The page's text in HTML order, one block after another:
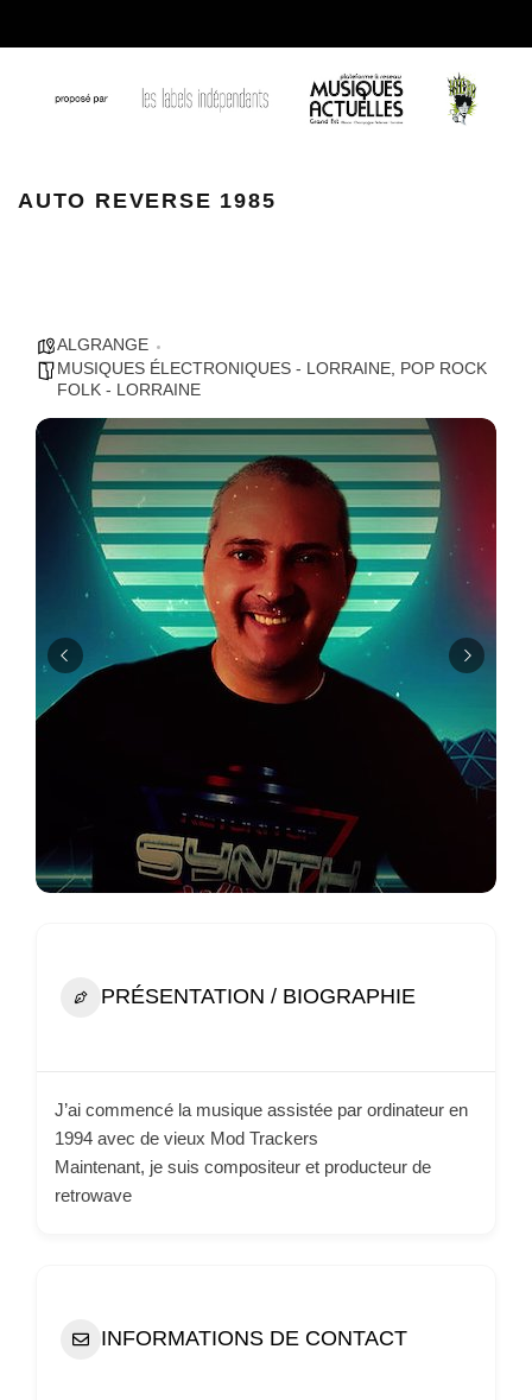
AUTO REVERSE 1985
ALGRANGE
MUSIQUES ÉLECTRONIQUES - LORRAINE POP ROCK
FOLK - LORRAINE
PRÉSENTATION / BIOGRAPHIE
J’ai commencé la musique assistée par ordinateur en
1994 avec de vieux Mod Trackers
Maintenant, je suis compositeur et producteur de
retrowave
INFORMATIONS DE CONTACT